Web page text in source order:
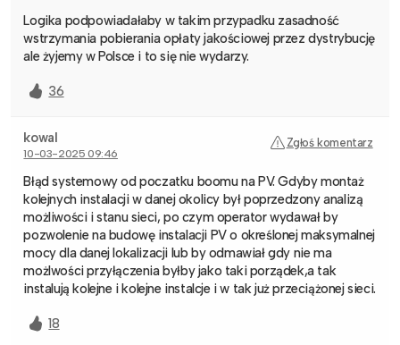
Logika podpowiadałaby w takim przypadku zasadność
wstrzymania pobierania opłaty jakościowej przez dystrybucję
ale żyjemy w Polsce i to się nie wydarzy.
36
kowal
10-03-2025 09:46
Zgłoś komentarz
Błąd systemowy od poczatku boomu na PV. Gdyby montaż
kolejnych instalacji w danej okolicy był poprzedzony analizą
możliwości i stanu sieci, po czym operator wydawał by
pozwolenie na budowę instalacji PV o określonej maksymalnej
mocy dla danej lokalizacji lub by odmawiał gdy nie ma
możlwości przyłączenia byłby jako taki porządek,a tak
instalują kolejne i kolejne instalcje i w tak już przeciążonej sieci.
18